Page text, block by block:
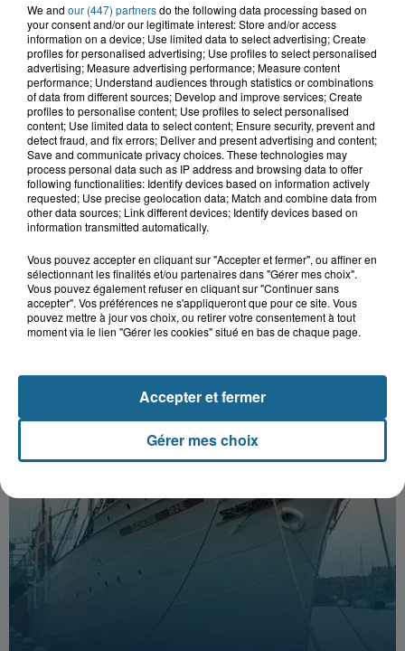
12h41
Wimereux : le centre de voile fait le
plein de nouveaux marins
11h19
Valérie, 46 ans, portée disparue
depuis mardi à Dunkerque, sa...
We and our (447) partnersdo the following data processing based on
your consent and/or our legitimate interest: Store and/or access
information on a device; Use limited data to select advertising; Create
profiles for personalised advertising; Use profiles to select personalised
advertising; Measure advertising performance; Measure content
performance; Understand audiences through statistics or combinations
of data from different sources; Develop and improve services; Create
profiles to personalise content; Use profiles to select personalised
content; Use limited data to select content; Ensure security, prevent and
detect fraud, and fix errors; Deliver and present advertising and content;
Save and communicate privacy choices. These technologies may
process personal data such as IP address and browsing data to offer
following functionalities: Identify devices based on information actively
requested; Use precise geolocation data; Match and combine data from
other data sources; Link different devices; Identify devices based on
information transmitted automatically.
Vous pouvez accepter en cliquant sur "Accepter et fermer", ou affiner en
sélectionnant les finalités et/ou partenaires dans "Gérer mes choix".
Vous pouvez également refuser en cliquant sur "Continuer sans
accepter". Vos préférences ne s'appliqueront que pour ce site. Vous
pouvez mettre à jour vos choix, ou retirer votre consentement à tout
moment via le lien "Gérer les cookies" situé en bas de chaque page.
Gérer mes choix
Accepter et fermer